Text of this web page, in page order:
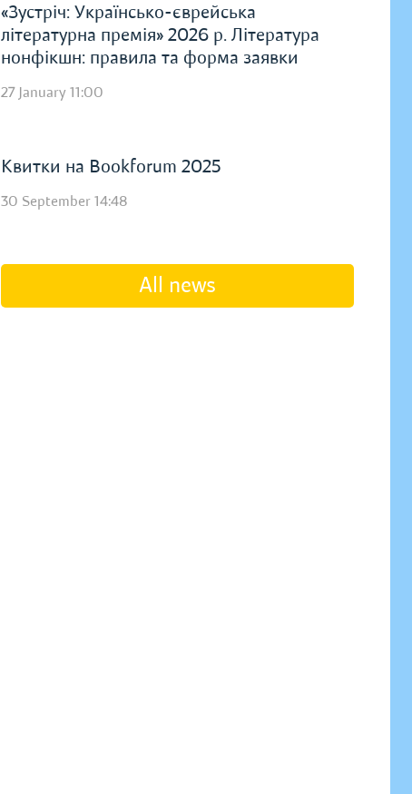
«Зустріч: Українсько-єврейська
літературна премія» 2026 р. Література
нонфікшн: правила та форма заявки
27 January 11:00
Квитки на Bookforum 2025
30 September 14:48
All news